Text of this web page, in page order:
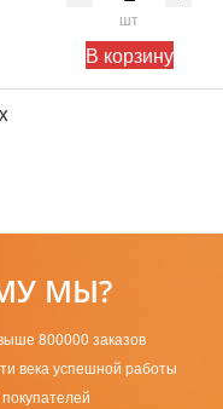
шт
В корзину
МЫ?
800000 заказов
века успешной работы